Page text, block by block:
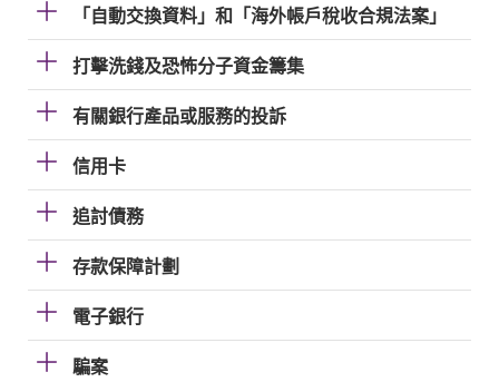
「自動交換資料」和「海外帳戶稅收合規法案」
打擊洗錢及恐怖分子資金籌集
有關銀行產品或服務的投訴
信用卡
追討債務
存款保障計劃
電子銀行
騙案